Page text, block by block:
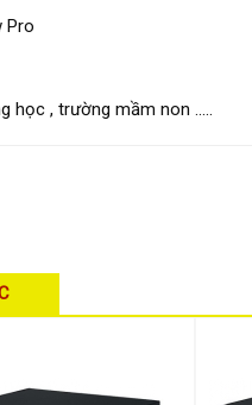
Pro
học , trường mầm non .....